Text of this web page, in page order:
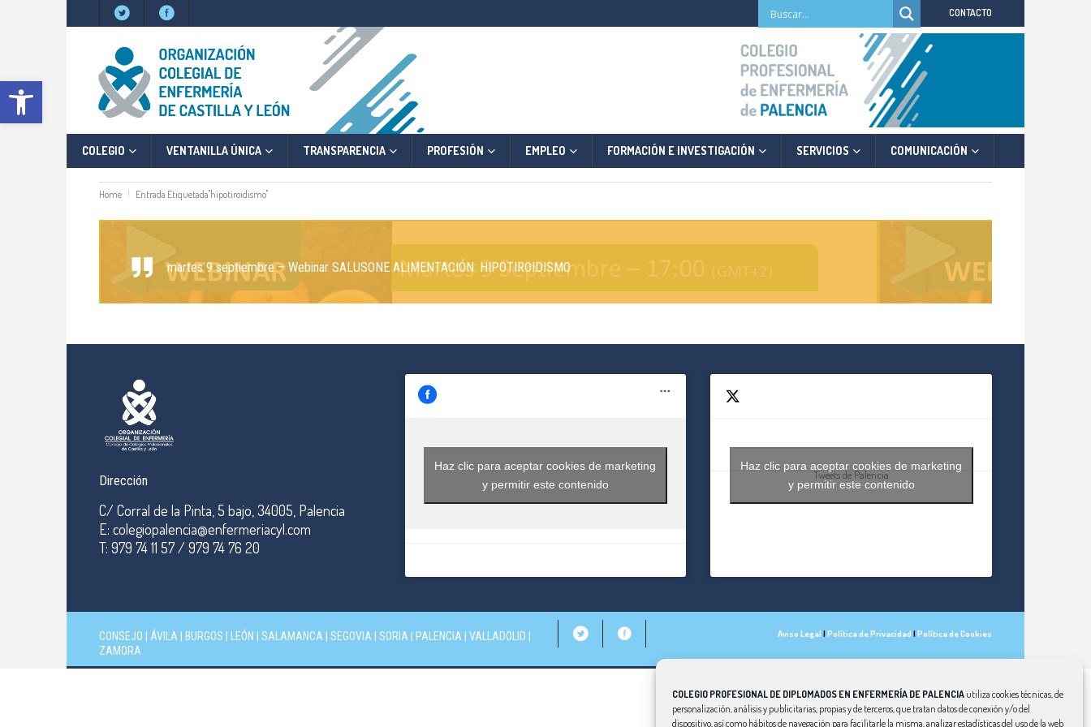
Abrir barra de herramientas
COLEGIO PROFESIONAL DE DIPLOMADOS EN ENFERMERÍA DE PALENCIA utiliza cookies técnicas, de
personalización, análisis y publicitarias, propias y de terceros, que tratan datos de conexión y/o del
dispositivo, así como hábitos de navegación para facilitarle la misma, analizar estadísticas del uso de la web
CONTACTO
COLEGIO VENTANILLA ÚNICA TRANSPARENCIA PROFESIÓN EMPLEO FORMACIÓN E INVESTIGACIÓN SERVICIOS COMUNICACIÓN
Home Entrada Etiquetada"hipotiroidismo"
martes 9 septiembre – Webinar SALUSONE ALIMENTACIÓN: HIPOTIROIDISMO
Dirección
C/ Corral de la Pinta, 5 bajo, 34005, Palencia
E: colegiopalencia@enfermeriacyl.com
T: 979 74 11 57 / 979 74 76 20
Haz clic para aceptar cookies de marketing
y permitir este contenido
Tweets de Palencia
Haz clic para aceptar cookies de marketing
y permitir este contenido
CONSEJO ÁVILA BURGOS LEÓN SALAMANCA SEGOVIA SORIA PALENCIA VALLADOLID
ZAMORA
Aviso Legal |Política de Privacidad |Política de Cookies